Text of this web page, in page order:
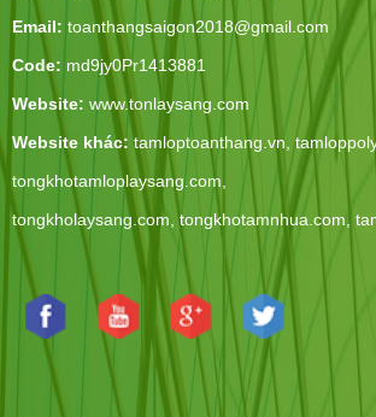
Email: toanthangsaigon2018@gmail.com
Code: md9jy0Pr1413881
Website: www.tonlaysang.com
Website khác: tamloptoanthang.vn,
tongkhotamloplaysang.com,
tongkholaysang.com,tongkhotamnhua.com,